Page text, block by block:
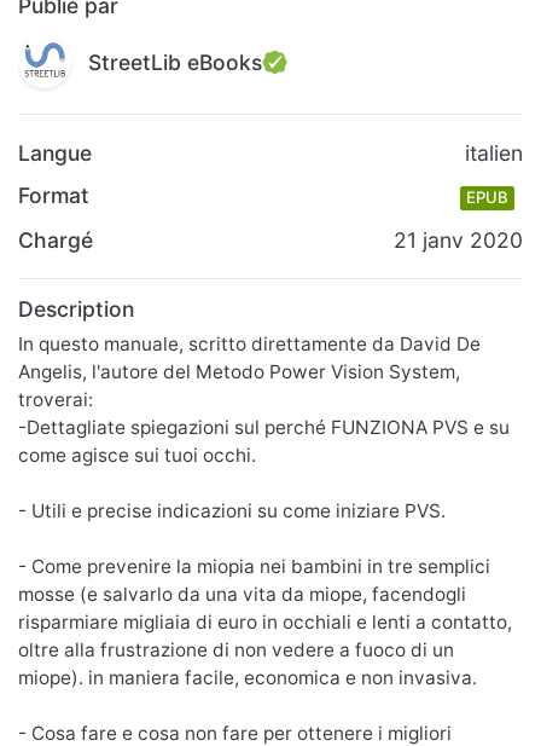
Publié par
StreetLib eBooks
Langue
italien
Format
EPUB
Chargé 21 janv 2020
Description
In questo manuale, scritto direttamente da David De
Angelis, l'autore del Metodo Power Vision System,
troverai:
-Dettagliate spiegazioni sul perché FUNZIONA PVS e su
come agisce sui tuoi occhi.
- Utili e precise indicazioni su come iniziare PVS.
- Come prevenire la miopia nei bambini in tre semplici
mosse (e salvarlo da una vita da miope, facendogli
risparmiare migliaia di euro in occhiali e lenti a contatto,
oltre alla frustrazione di non vedere a fuoco di un
miope). in maniera facile, economica e non invasiva.
- Cosa fare e cosa non fare per ottenere i migliori